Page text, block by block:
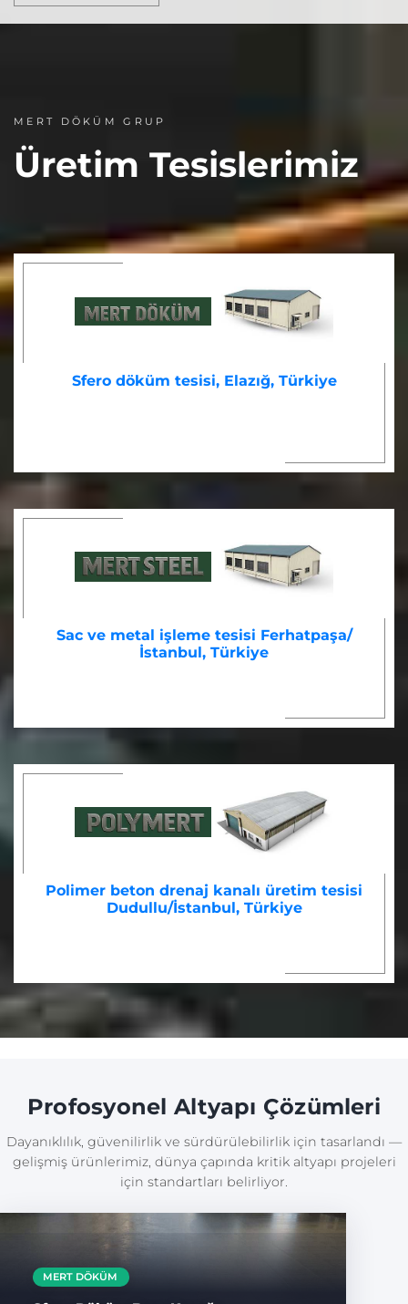
MERT DÖKÜM GRUP
Üretim Tesislerimiz
Sfero döküm tesisi, Elazığ, Türkiye
Sac ve metal işleme tesisi Ferhatpaşa/
İstanbul, Türkiye
Polimer beton drenaj kanalı üretim tesisi
Dudullu/İstanbul, Türkiye
Profosyonel Altyapı Çözümleri
Dayanıklılık, güvenilirlik ve sürdürülebilirlik için tasarlandı —
gelişmiş ürünlerimiz, dünya çapında kritik altyapı projeleri
için standartları belirliyor.
MERT DÖKÜM